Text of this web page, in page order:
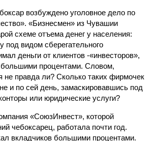
возбуждено уголовное дело по
«Бизнесмен» из Чувашии
схеме отъема денег у населения:
под видом сберегательного
деньги от клиентов -«инвесторов»,
процентами. Словом,
не правда ли? Сколько таких фирмочек
и по сей день, замаскировавшись под
или юридические услуги?
«СоюзИнвест», которой
чебоксарец, работала почти год.
вкладчиков большими процентами.